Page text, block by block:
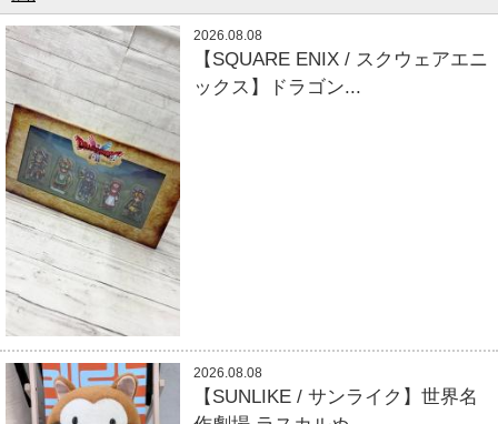
2026.08.08
【SQUARE ENIX / スクウェアエニ
ックス】ドラゴン...
2026.08.08
【SUNLIKE / サンライク】世界名